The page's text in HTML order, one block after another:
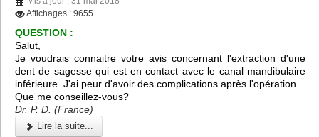
Affichages : 9655
QUESTION :
Salut,
Je voudrais connaitre votre avis concernant l'extraction d'une
dent de sagesse qui est en contact avec le canal mandibulaire
inférieure. J'ai peur d'avoir des complications après l'opération.
Que me conseillez-vous?
Dr. P. D. (France)
Lire la suite...